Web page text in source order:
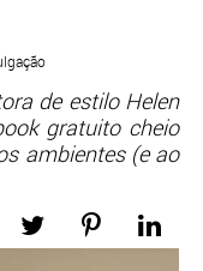
de estilo Helen
gratuito cheio
ambientes (e ao